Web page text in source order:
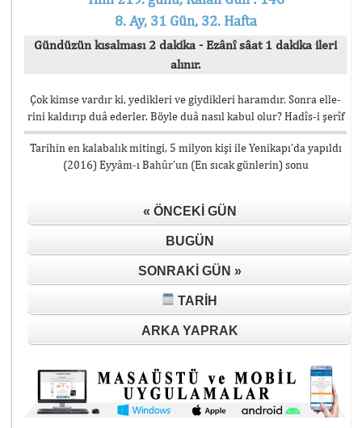
8. Ay, 31 Gün, 32. Hafta
Gündüzün kısalması 2 dakika - Ezânî sâat 1 dakika ileri
alınır.
Çok kimse vardır ki, yedikleri ve giydikleri haramdır. Sonra elle-
rini kaldırıp duâ ederler. Böyle duâ nasıl kabul olur? Hadîs-i şerîf
Tarihin en kalabalık mitingi, 5 milyon kişi ile Yenikapı’da yapıldı
(2016) Eyyâm-ı Bahûr’un (En sıcak günlerin) sonu
« ÖNCEKI GÜN
BUGÜN
SONRAKI GÜN »
TARIH
ARKA YAPRAK